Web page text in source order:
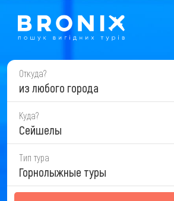
Откуда?
из любого города
Куда?
Сейшелы
Тип тура
Горнолыжные туры